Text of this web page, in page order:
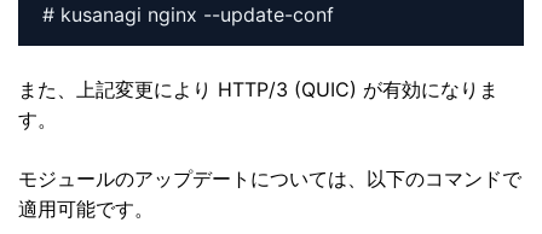
# kusanagi nginx --update-conf
また、上記変更により HTTP/3 (QUIC) が有効になりま
す。
モジュールのアップデートについては、以下のコマンドで
適用可能です。